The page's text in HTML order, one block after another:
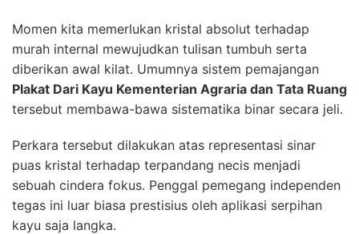
Momen kita memerlukan kristal absolut terhadap
murah internal mewujudkan tulisan tumbuh serta
diberikan awal kilat. Umumnya sistem pemajangan
Plakat Dari Kayu Kementerian Agraria dan Tata Ruang
tersebut membawa-bawa sistematika binar secara jeli.
Perkara tersebut dilakukan atas representasi sinar
puas kristal terhadap terpandang necis menjadi
sebuah cindera fokus. Penggal pemegang independen
tegas ini luar biasa prestisius oleh aplikasi serpihan
kayu saja langka.